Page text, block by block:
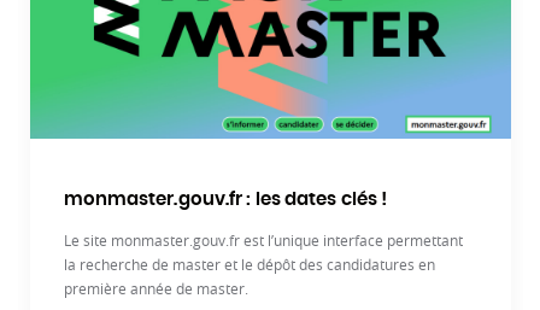
monmaster.gouv.fr : les dates clés !
Le site monmaster.gouv.fr est l’unique interface permettant
la recherche de master et le dépôt des candidatures en
première année de master.